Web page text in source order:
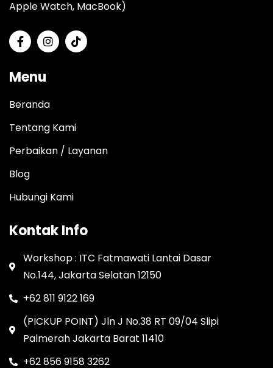
Apple Watch, MacBook)
Menu
Beranda
Tentang Kami
Perbaikan / Layanan
Blog
Hubungi Kami
Kontak Info
Workshop : ITC Fatmawati Lantai Dasar
No.144, Jakarta Selatan 12150
+62 811 9122 169
(PICKUP POINT) Jln J No.38 RT 09/04 Slipi
Palmerah Jakarta Barat 11410
+62 856 9158 3262